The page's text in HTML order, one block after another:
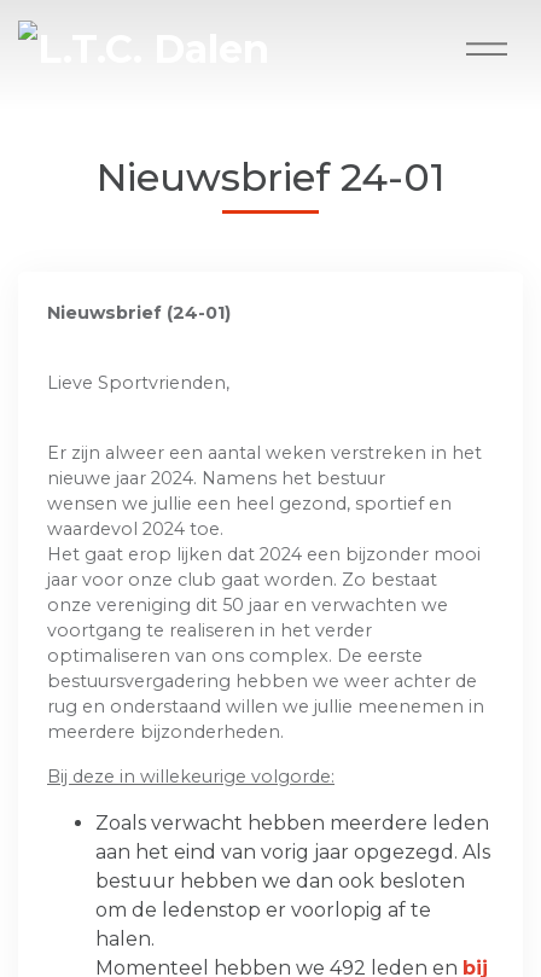
Nieuwsbrief 24-01
Nieuwsbrief (24-01)
Lieve Sportvrienden,
Er zijn alweer een aantal weken verstreken in het
nieuwe jaar 2024. Namens het bestuur
wensen we jullie een heel gezond, sportief en
waardevol 2024 toe.
Het gaat erop lijken dat 2024 een bijzonder mooi
jaar voor onze club gaat worden. Zo bestaat
onze vereniging dit 50 jaar en verwachten we
voortgang te realiseren in het verder
optimaliseren van ons complex. De eerste
bestuursvergadering hebben we weer achter de
rug en onderstaand willen we jullie meenemen in
meerdere bijzonderheden.
Bij deze in willekeurige volgorde:
Zoals verwacht hebben meerdere leden
aan het eind van vorig jaar opgezegd. Als
bestuur hebben we dan ook besloten
om de ledenstop er voorlopig af te
halen.
Momenteel hebben we 492 leden en bij